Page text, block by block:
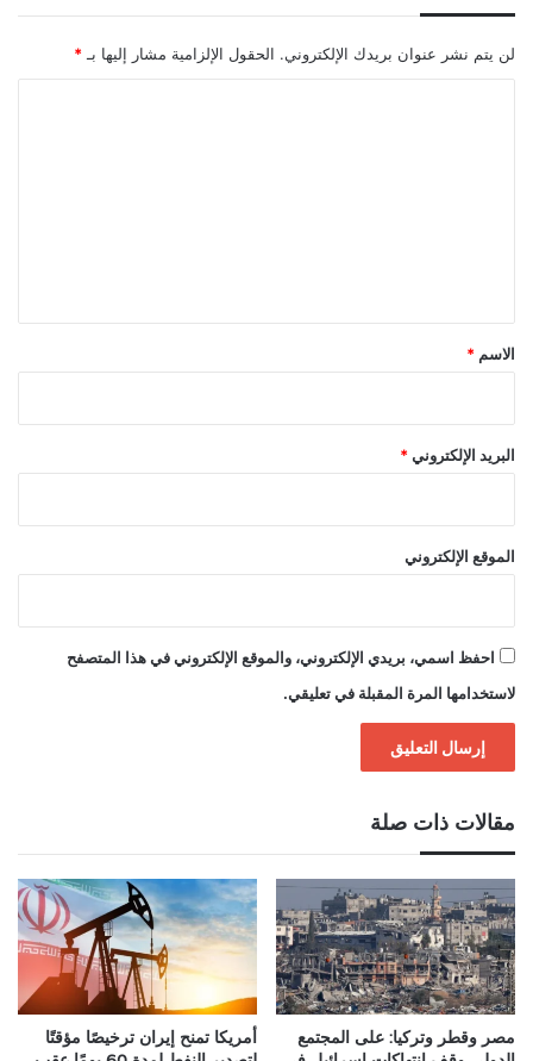
لن يتم نشر عنوان بريدك الإلكتروني. الحقول الإلزامية مشار إليها بـ *
*
الاسم *
البريد الإلكتروني *
الموقع الإلكتروني
احفظ اسمي، بريدي الإلكتروني، والموقع الإلكتروني في هذا المتصفح
لاستخدامها المرة المقبلة في تعليقي.
مقالات ذات صلة
مصر وقطر وتركيا: على المجتمع
أمريكا تمنح إيران ترخيصًا مؤقتًا